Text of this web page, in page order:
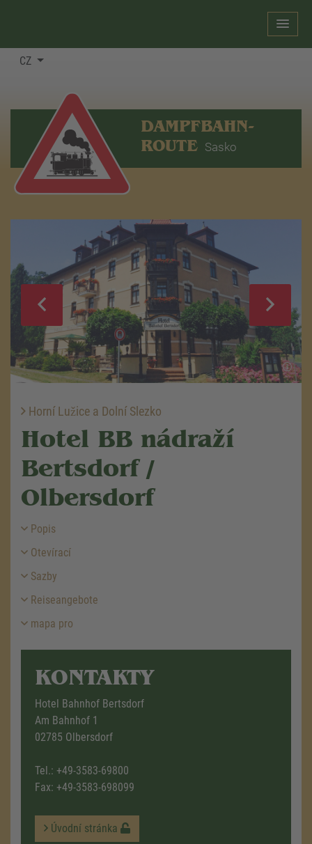
CZ
DAMPFBAHN-
ROUTE Sasko
Horní Lužice a Dolní Slezko
Hotel BB nádraží
Bertsdorf /
Olbersdorf
Popis
Otevírací
Sazby
Reiseangebote
mapa pro
KONTAKTY
Hotel Bahnhof Bertsdorf
Am Bahnhof 1
02785 Olbersdorf
Tel.: +49-3583-69800
Fax: +49-3583-698099
Úvodní stránka